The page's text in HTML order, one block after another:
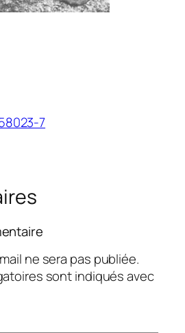
7
ne sera pas publiée.
sont indiqués avec